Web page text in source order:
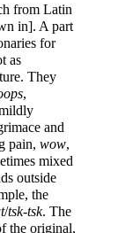
from Latin
in]. A part
for
as
They
,
and
pain, wow,
mixed
outside
the
/tsk-tsk. The
the original,